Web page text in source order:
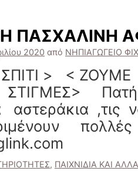
ΣΑΣ
ΜΕΤΑΦΕΡΟΥΜΕ
ΜΕΣΑ
ΠΑΣΧΑΛΙΝΗ
2020 από ΝΗΠΙΑΓΩΓΕΙΟ
ΣΠΙΤΙ > <
ΣΤΙΓΜΕΣ>
αστεράκια ,τις
πολλές
, ΠΑΙΧΝΙΔΙΑ ΚΑΙ ΑΛΛΑ